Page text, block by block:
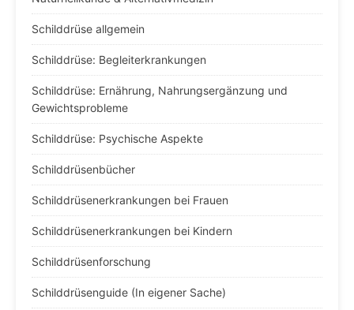
Schilddrüse allgemein
Schilddrüse: Begleiterkrankungen
Schilddrüse: Ernährung, Nahrungsergänzung und
Gewichtsprobleme
Schilddrüse: Psychische Aspekte
Schilddrüsenbücher
Schilddrüsenerkrankungen bei Frauen
Schilddrüsenerkrankungen bei Kindern
Schilddrüsenforschung
Schilddrüsenguide (In eigener Sache)